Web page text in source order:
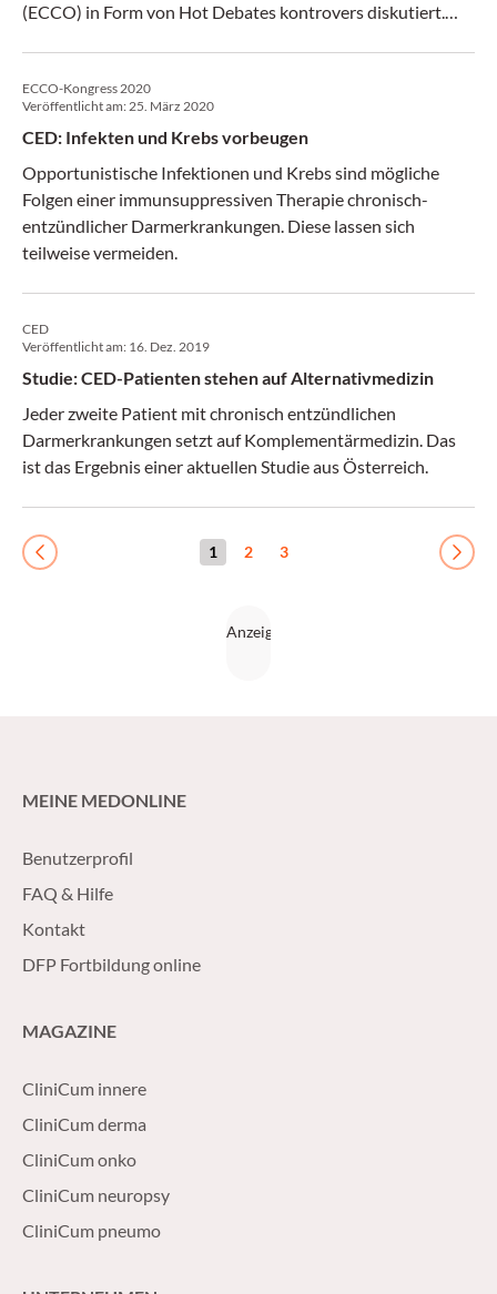
(ECCO) in Form von Hot Debates kontrovers diskutiert.
ECCO-Kongress 2020
Veröffentlicht am:25. März 2020
CED: Infekten und Krebs vorbeugen
Opportunistische Infektionen und Krebs sind mögliche
Folgen einer immunsuppressiven Therapie chronisch-
entzündlicher Darmerkrankungen. Diese lassen sich
teilweise vermeiden.
CED
Veröffentlicht am: 16. Dez. 2019
Studie: CED-Patienten stehen auf Alternativmedizin
Jeder zweite Patient mit chronisch entzündlichen
Darmerkrankungen setzt auf Komplementärmedizin. Das
ist das Ergebnis einer aktuellen Studie aus Österreich.
Previous 1 2 3 Next
MEINE MEDONLINE
Benutzerprofil
FAQ & Hilfe
Kontakt
DFP Fortbildung online
MAGAZINE
CliniCum innere
CliniCum derma
CliniCum onko
CliniCum neuropsy
CliniCum pneumo